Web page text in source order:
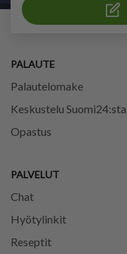
PALAUTE
Palautelomake
Keskustelu Suomi24:sta
Opastus
PALVELUT
Chat
Hyötylinkit
Reseptit